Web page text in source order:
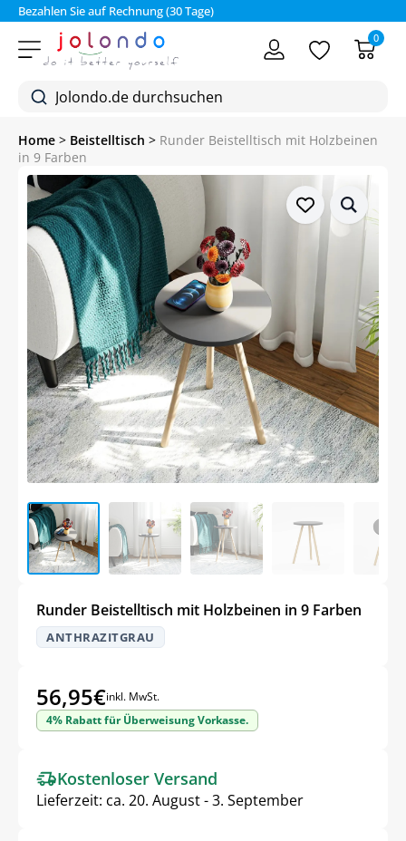
Bezahlen Sie auf Rechnung (30 Tage)
0
Home > Beistelltisch > Runder Beistelltisch mit Holzbeinen
in 9 Farben
Runder Beistelltisch mit Holzbeinen in 9 Farben
ANTHRAZITGRAU
56,95€inkl. MwSt.
4% Rabatt für Überweisung Vorkasse.
Kostenloser Versand
Lieferzeit: ca. 20. August - 3. September